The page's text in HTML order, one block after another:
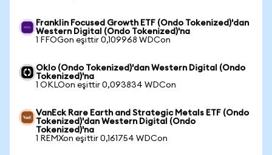
Franklin Focused Growth ETF (Ondo Tokenized)'dan
Western Digital (Ondo Tokenized)'na
1 FFOGon eşittir 0,109968 WDCon
Oklo (Ondo Tokenized)'dan Western Digital (Ondo
Tokenized)'na
1 OKLOon eşittir 0,093834 WDCon
VanEck Rare Earth and Strategic Metals ETF (Ondo
Tokenized)'dan Western Digital (Ondo
Tokenized)'na
1 REMXon eşittir 0,161754 WDCon